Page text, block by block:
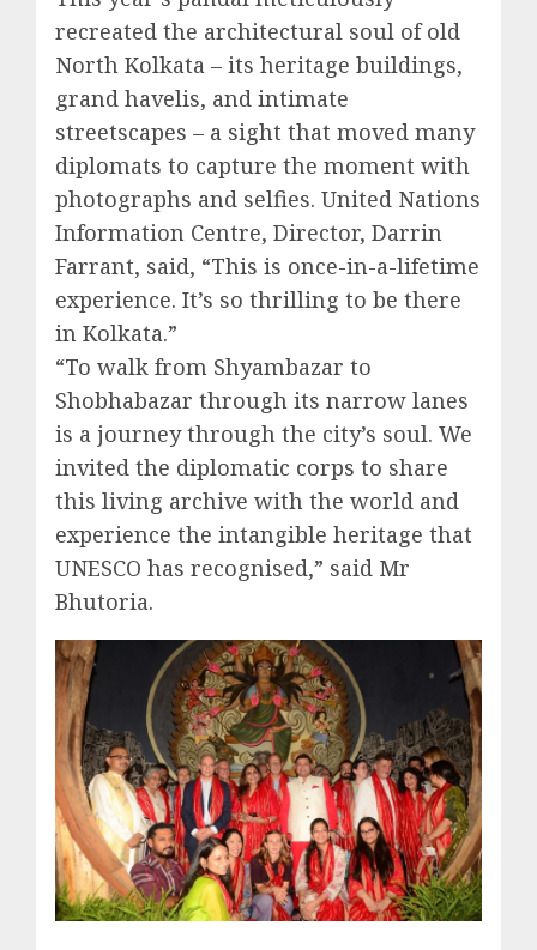
recreated the architectural soul of old
North Kolkata – its heritage buildings,
grand havelis, and intimate
streetscapes – a sight that moved many
diplomats to capture the moment with
photographs and selfies. United Nations
Information Centre, Director, Darrin
Farrant, said, “This is once-in-a-lifetime
experience. It’s so thrilling to be there
in Kolkata.”
“To walk from Shyambazar to
Shobhabazar through its narrow lanes
is a journey through the city’s soul. We
invited the diplomatic corps to share
this living archive with the world and
experience the intangible heritage that
UNESCO has recognised,” said Mr
Bhutoria.